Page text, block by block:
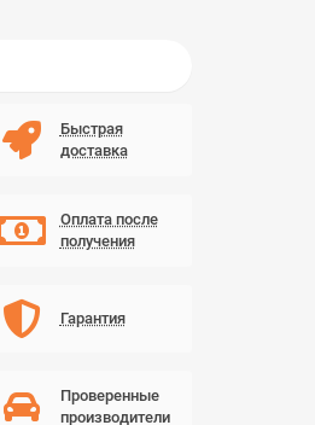
Быстрая
доставка
Оплата после
получения
Гарантия
Проверенные
производители